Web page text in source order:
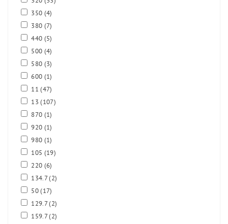
350 (4)
380 (7)
440 (5)
500 (4)
580 (3)
600 (1)
11(47)
13(107)
870 (1)
920 (1)
980 (1)
105 (19)
220 (6)
134.7(2)
50(17)
129.7(2)
159.7(2)